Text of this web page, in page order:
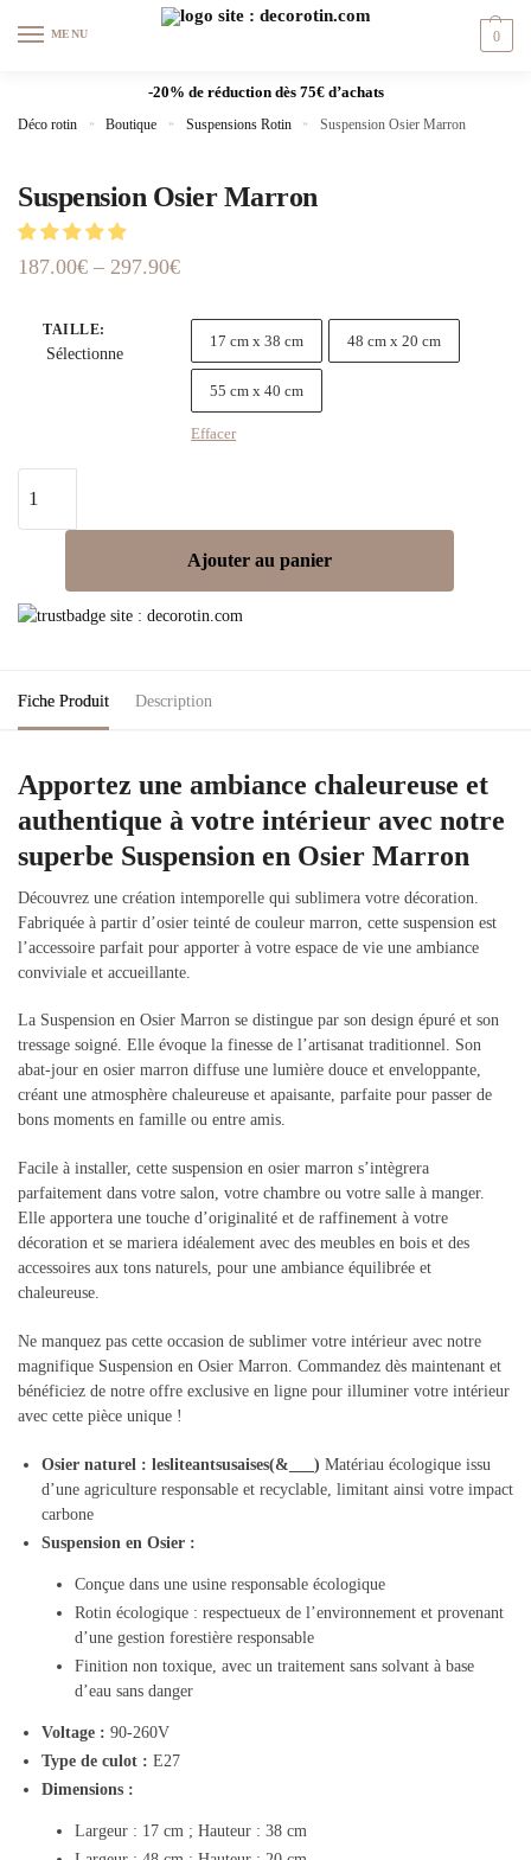
MENU 0
-20% de réduction dès 75€ d’achats
Déco rotin » Boutique » Suspensions Rotin » Suspension Osier Marron
Suspension Osier Marron
187.00€ – 297.90€
TAILLE:
Sélectionne
17 cm x 38 cm 48 cm x 20 cm
55 cm x 40 cm
Effacer
Ajouter au panier
Fiche Produit Description
Apportez une ambiance chaleureuse et
authentique à votre intérieur avec notre
superbe Suspension en Osier Marron
Découvrez une création intemporelle qui sublimera votre décoration.
Fabriquée à partir d’osier teinté de couleur marron, cette suspension est
l’accessoire parfait pour apporter à votre espace de vie une ambiance
conviviale et accueillante.
La Suspension en Osier Marron se distingue par son design épuré et son
tressage soigné. Elle évoque la finesse de l’artisanat traditionnel. Son
abat-jour en osier marron diffuse une lumière douce et enveloppante,
créant une atmosphère chaleureuse et apaisante, parfaite pour passer de
bons moments en famille ou entre amis.
Facile à installer, cette suspension en osier marron s’intègrera
parfaitement dans votre salon, votre chambre ou votre salle à manger.
Elle apportera une touche d’originalité et de raffinement à votre
décoration et se mariera idéalement avec des meubles en bois et des
accessoires aux tons naturels, pour une ambiance équilibrée et
chaleureuse.
Ne manquez pas cette occasion de sublimer votre intérieur avec notre
magnifique Suspension en Osier Marron. Commandez dès maintenant et
bénéficiez de notre offre exclusive en ligne pour illuminer votre intérieur
avec cette pièce unique !
Osier naturel : lesliteantsusaises(&___) Matériau écologique issu
d’une agriculture responsable et recyclable, limitant ainsi votre impact
carbone
Suspension en Osier :
Conçue dans une usine responsable écologique
Rotin écologique : respectueux de l’environnement et provenant
d’une gestion forestière responsable
Finition non toxique, avec un traitement sans solvant à base
d’eau sans danger
Voltage : 90-260V
Type de culot : E27
Dimensions :
Largeur : 17 cm ; Hauteur : 38 cm